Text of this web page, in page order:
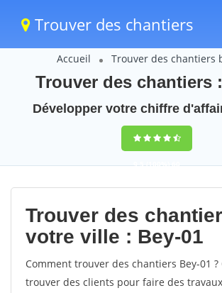
Trouver des chantiers
Accueil Trouver des chantiers
Trouver des chantiers
Développer votre chiffre
9,5(100%)60
votes
Trouver des
votre ville : Bey-01
Comment trouver des chantiers Bey-01 ?
trouver des clients pour faire des travaux